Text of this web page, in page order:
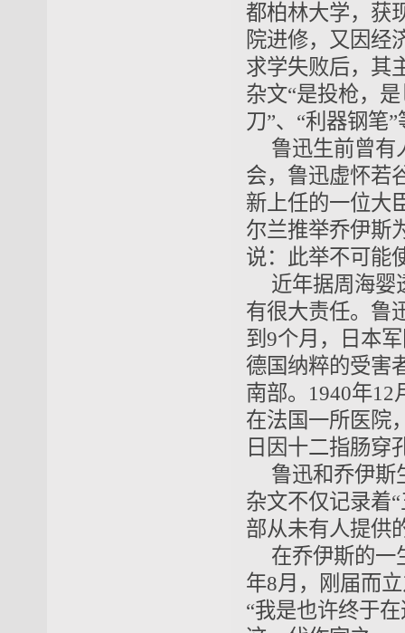
都柏林大学，获
院进修，又因经
求学失败后，其
杂文“是投枪，
刀”、“利器钢笔
鲁迅生前曾有
会，鲁迅虚怀若
新上任的一位大
尔兰推举乔伊斯
说：此举不可能
近年据周海婴
有很大责任。鲁
到9个月，日本
德国纳粹的受害
南部。1940年
在法国一所医院
日因十二指肠穿
鲁迅和乔伊斯
杂文不仅记录着
部从未有人提供
在乔伊斯的一
年8月，刚届而
“我是也许终于